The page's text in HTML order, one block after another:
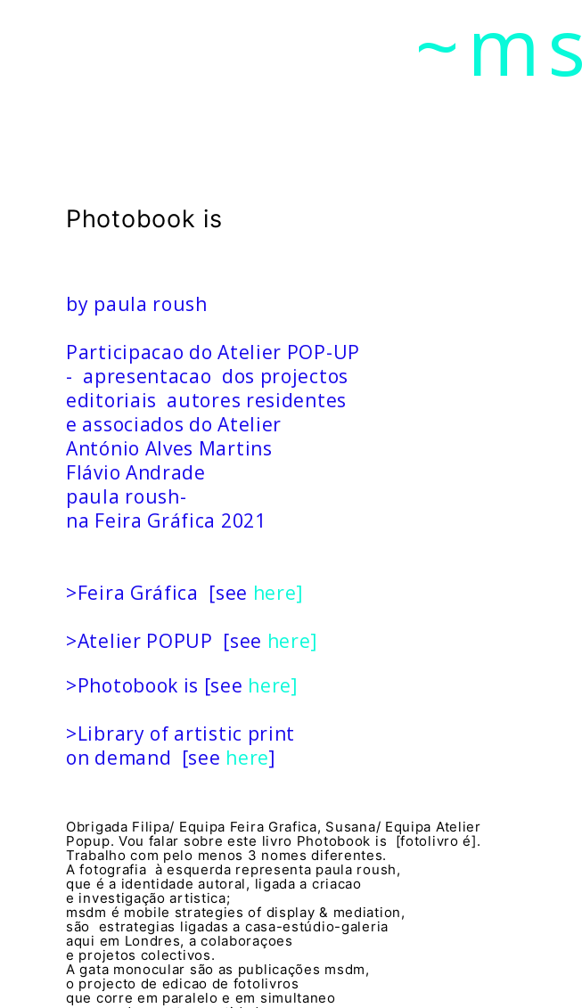
msdm a nomadic house-studio-gallery for photographic art and
peer-to-peer collaboration created by artist researcher paula roush
Photobook is
by paula roush
Participacao do Atelier POP-UP
- apresentacao dos projectos
editoriais autores residentes
e associados do Atelier
António Alves Martins
Flávio Andrade
paula roush-
na Feira Gráfica 2021
>Feira Gráfica [see here]
>Atelier POPUP [see here]
>Photobook is [see here]
>Library of artistic print
on demand [see here]
Obrigada Filipa/ Equipa Feira Grafica, Susana/ Equipa Atelier
Popup. Vou falar sobre este livro Photobook is [fotolivro é].
Trabalho com pelo menos 3 nomes diferentes.
A fotografia à esquerda representa paula roush,
que é a identidade autoral, ligada a criacao
e investigação artistica;
msdm é mobile strategies of display & mediation,
são estrategias ligadas a casa-estúdio-galeria
aqui em Londres, a colaboraçoes
e projetos colectivos.
A gata monocular são as publicações msdm,
o projecto de edicao de fotolivros
que corre em paralelo e em simultaneo